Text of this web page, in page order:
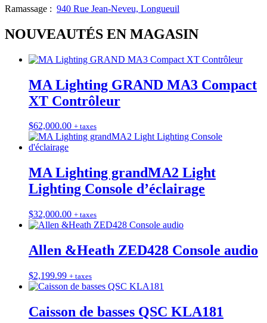
Ramassage : 940 Rue Jean-Neveu, Longueuil
NOUVEAUTÉS EN MAGASIN
MA Lighting GRAND MA3 Compact
XT Contrôleur
$62,000.00 + taxes
MA Lighting grandMA2 Light
Lighting Console d’éclairage
$32,000.00 + taxes
Allen &Heath ZED428 Console audio
$2,199.99 + taxes
Caisson de basses QSC KLA181